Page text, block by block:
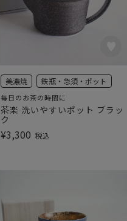
美濃焼 鉄瓶・急須・ポット
毎日のお茶の時間に
茶楽 洗いやすいポット ブラッ
ク
¥3,300 税込